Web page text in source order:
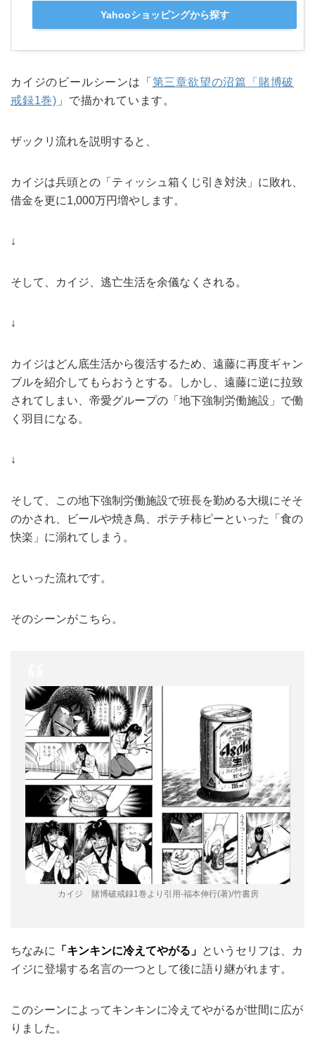
Yahooショッピングから探す
カイジのビールシーンは「 第三章欲望の沼篇「賭博破
戒録1巻) 」で描かれています。
ザックリ流れを説明すると、
カイジは兵頭との「ティッシュ箱くじ引き対決」に敗れ、
借金を更に1,000万円増やします。
↓
そして、カイジ、逃亡生活を余儀なくされる。
↓
カイジはどん底生活から復活するため、遠藤に再度ギャン
ブルを紹介してもらおうとする。しかし、遠藤に逆に拉致
されてしまい、帝愛グループの「地下強制労働施設」で働
く羽目になる。
↓
そして、この地下強制労働施設で班長を勤める大槻にそそ
のかされ、ビールや焼き鳥、ポテチ柿ピーといった「食の
快楽」に溺れてしまう。
といった流れです。
そのシーンがこちら。
カイジ 賭博破戒録1巻より引用-福本伸行(著)/竹書房
ちなみに 「キンキンに冷えてやがる」 というセリフは、カ
イジに登場する名言の一つとして後に語り継がれます。
このシーンによってキンキンに冷えてやがるが世間に広が
りました。